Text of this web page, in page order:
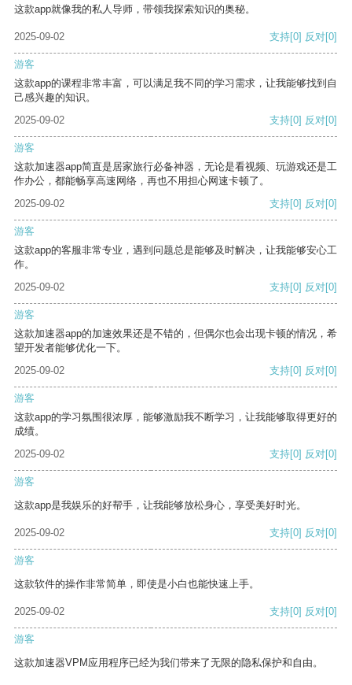
这款app就像我的私人导师，带领我探索知识的奥秘。
2025-09-02 支持[0] 反对[0]
游客
这款app的课程非常丰富，可以满足我不同的学习需求，让我能够找到自
己感兴趣的知识。
2025-09-02
支持[0] 反对[0]
游客
这款加速器app简直是居家旅行必备神器，无论是看视频、玩游戏还是工
作办公，都能畅享高速网络，再也不用担心网速卡顿了。
2025-09-02
支持[0] 反对[0]
游客
这款app的客服非常专业，遇到问题总是能够及时解决，让我能够安心工
作。
2025-09-02
支持[0] 反对[0]
游客
这款加速器app的加速效果还是不错的，但偶尔也会出现卡顿的情况，希
望开发者能够优化一下。
2025-09-02
支持[0] 反对[0]
游客
这款app的学习氛围很浓厚，能够激励我不断学习，让我能够取得更好的
成绩。
2025-09-02
支持[0] 反对[0]
游客
这款app是我娱乐的好帮手，让我能够放松身心，享受美好时光。
2025-09-02 支持[0] 反对[0]
游客
这款软件的操作非常简单，即使是小白也能快速上手。
2025-09-02 支持[0] 反对[0]
游客
这款加速器VPM应用程序已经为我们带来了无限的隐私保护和自由。